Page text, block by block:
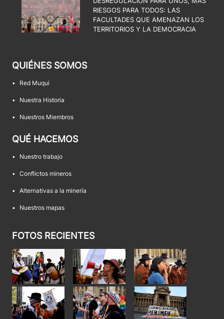
RIESGOS PARA TODOS: LAS
FACULTADES QUE AMENAZAN LOS
TERRITORIOS Y LA DEMOCRACIA
QUIÉNES SOMOS
• Red Muqui
• Nuestra Historia
• Nuestros Miembros
QUÉ HACEMOS
• Nuestro trabajo
• Conflictos mineros
• Alternativas a la minería
• Nuestros mapas
FOTOS RECIENTES